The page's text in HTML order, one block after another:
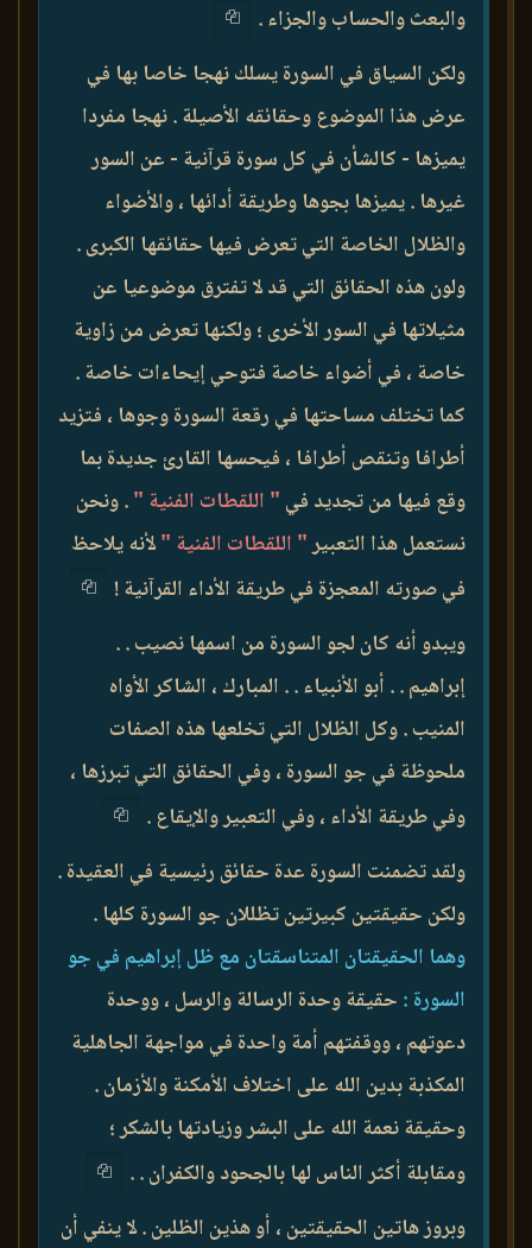
والبعث والحساب والجزاء .
ولكن السياق في السورة يسلك نهجا خاصا بها في
عرض هذا الموضوع وحقائقه الأصيلة . نهجا مفردا
يميزها - كالشأن في كل سورة قرآنية - عن السور
غيرها . يميزها بجوها وطريقة أدائها ، والأضواء
والظلال الخاصة التي تعرض فيها حقائقها الكبرى .
ولون هذه الحقائق التي قد لا تفترق موضوعيا عن
مثيلاتها في السور الأخرى ؛ ولكنها تعرض من زاوية
خاصة ، في أضواء خاصة فتوحي إيحاءات خاصة .
كما تختلف مساحتها في رقعة السورة وجوها ، فتزيد
أطرافا وتنقص أطرافا ، فيحسها القارئ جديدة بما
وقع فيها من تجديد في " اللقطات الفنية ". ونحن
نستعمل هذا التعبير" اللقطات الفنية "لأنه يلاحظ
في صورته المعجزة في طريقة الأداء القرآنية !
ويبدو أنه كان لجو السورة من اسمها نصيب . .
إبراهيم . . أبو الأنبياء . . المبارك ، الشاكر الأواه
المنيب . وكل الظلال التي تخلعها هذه الصفات
ملحوظة في جو السورة ، وفي الحقائق التي تبرزها ،
وفي طريقة الأداء ، وفي التعبير والإيقاع .
ولقد تضمنت السورة عدة حقائق رئيسية في العقيدة .
ولكن حقيقتين كبيرتين تظللان جو السورة كلها .
وهما الحقيقتان المتناسقتان مع ظل إبراهيم في جو
السورة : حقيقة وحدة الرسالة والرسل ، ووحدة
دعوتهم ، ووقفتهم أمة واحدة في مواجهة الجاهلية
المكذبة بدين الله على اختلاف الأمكنة والأزمان .
وحقيقة نعمة الله على البشر وزيادتها بالشكر ؛
ومقابلة أكثر الناس لها بالجحود والكفران . .
وبروز هاتين الحقيقتين ، أو هذين الظلين . لا ينفي أن